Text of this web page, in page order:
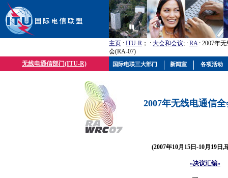
主页 : ITU-R ； : 大会和会议; : RA: 2007年
会(RA-07)
无线电通信部门(ITU-R)
2007年无线电通信
(2007年10月15日-10月19日,
«决议汇编»
国际电联三大部门 新闻室 各项活动